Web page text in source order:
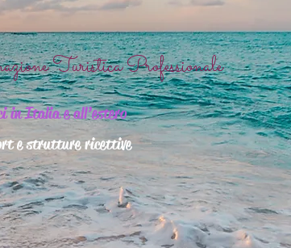
Turistica Professionale
in Italia e all’estero
e strutture ricettive